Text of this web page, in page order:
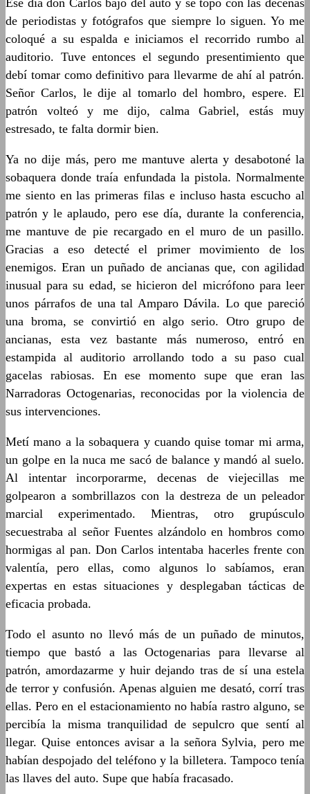
Ese día don Carlos bajó del auto y se topó con las decenas
de periodistas y fotógrafos que siempre lo siguen. Yo me
coloqué a su espalda e iniciamos el recorrido rumbo al
auditorio. Tuve entonces el segundo presentimiento que
debí tomar como definitivo para llevarme de ahí al patrón.
Señor Carlos, le dije al tomarlo del hombro, espere. El
patrón volteó y me dijo, calma Gabriel, estás muy
estresado, te falta dormir bien.
Ya no dije más, pero me mantuve alerta y desabotoné la
sobaquera donde traía enfundada la pistola. Normalmente
me siento en las primeras filas e incluso hasta escucho al
patrón y le aplaudo, pero ese día, durante la conferencia,
me mantuve de pie recargado en el muro de un pasillo.
Gracias a eso detecté el primer movimiento de los
enemigos. Eran un puñado de ancianas que, con agilidad
inusual para su edad, se hicieron del micrófono para leer
unos párrafos de una tal Amparo Dávila. Lo que pareció
una broma, se convirtió en algo serio. Otro grupo de
ancianas, esta vez bastante más numeroso, entró en
estampida al auditorio arrollando todo a su paso cual
gacelas rabiosas. En ese momento supe que eran las
Narradoras Octogenarias, reconocidas por la violencia de
sus intervenciones.
Metí mano a la sobaquera y cuando quise tomar mi arma,
un golpe en la nuca me sacó de balance y mandó al suelo.
Al intentar incorporarme, decenas de viejecillas me
golpearon a sombrillazos con la destreza de un peleador
marcial experimentado. Mientras, otro grupúsculo
secuestraba al señor Fuentes alzándolo en hombros como
hormigas al pan. Don Carlos intentaba hacerles frente con
valentía, pero ellas, como algunos lo sabíamos, eran
expertas en estas situaciones y desplegaban tácticas de
eficacia probada.
Todo el asunto no llevó más de un puñado de minutos,
tiempo que bastó a las Octogenarias para llevarse al
patrón, amordazarme y huir dejando tras de sí una estela
de terror y confusión. Apenas alguien me desató, corrí tras
ellas. Pero en el estacionamiento no había rastro alguno, se
percibía la misma tranquilidad de sepulcro que sentí al
llegar. Quise entonces avisar a la señora Sylvia, pero me
habían despojado del teléfono y la billetera. Tampoco tenía
las llaves del auto. Supe que había fracasado.